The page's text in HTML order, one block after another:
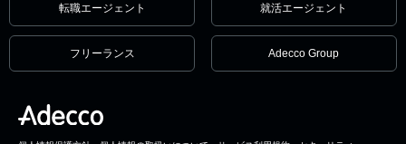
転職エージェント 就活エージェント
フリーランス Adecco Group